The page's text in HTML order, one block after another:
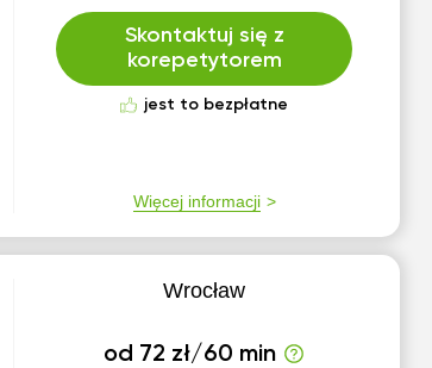
Skontaktuj się z
korepetytorem
jest to bezpłatne
Więcej informacji
Wrocław
od 72 zł/60 min